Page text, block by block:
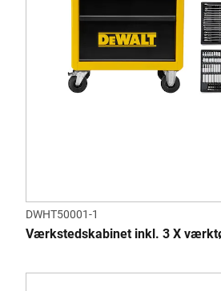
DWHT50001-1
Værkstedskabinet inkl. 3 X